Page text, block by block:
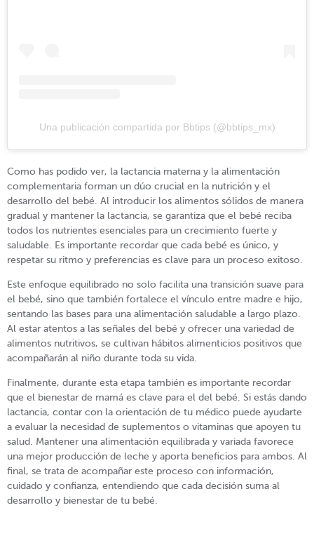
Una publicación compartida por Bbtips (@bbtips_mx)
Como has podido ver, la lactancia materna y la alimentación
complementaria forman un dúo crucial en la nutrición y el
desarrollo del bebé. Al introducir los alimentos sólidos de manera
gradual y mantener la lactancia, se garantiza que el bebé reciba
todos los nutrientes esenciales para un crecimiento fuerte y
saludable. Es importante recordar que cada bebé es único, y
respetar su ritmo y preferencias es clave para un proceso exitoso.
Este enfoque equilibrado no solo facilita una transición suave para
el bebé, sino que también fortalece el vínculo entre madre e hijo,
sentando las bases para una alimentación saludable a largo plazo.
Al estar atentos a las señales del bebé y ofrecer una variedad de
alimentos nutritivos, se cultivan hábitos alimenticios positivos que
acompañarán al niño durante toda su vida.
Finalmente, durante esta etapa también es importante recordar
que el bienestar de mamá es clave para el del bebé. Si estás dando
lactancia, contar con la orientación de tu médico puede ayudarte
a evaluar la necesidad de suplementos o vitaminas que apoyen tu
salud. Mantener una alimentación equilibrada y variada favorece
una mejor producción de leche y aporta beneficios para ambos. Al
final, se trata de acompañar este proceso con información,
cuidado y confianza, entendiendo que cada decisión suma al
desarrollo y bienestar de tu bebé.